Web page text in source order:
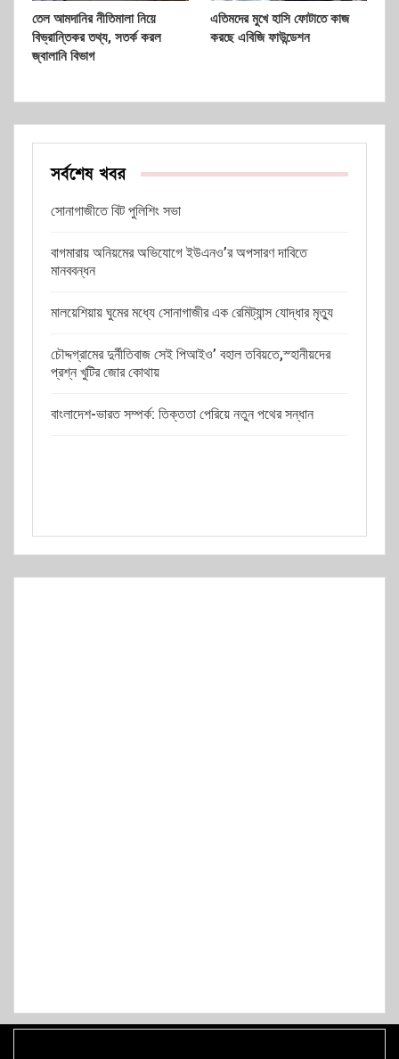
তেল আমদানির নীতিমালা নিয়ে
বিভ্রান্তিকর তথ্য, সতর্ক করল
জ্বালানি বিভাগ
এতিমদের মুখে হাসি ফোটাতে কাজ
করছে এবিজি ফাউন্ডেশন
সর্বশেষ খবর
সোনাগাজীতে বিট পুলিশিং সভা
বাগমারায় অনিয়মের অভিযোগে ইউএনও’র অপসারণ দাবিতে
মানববন্ধন
মালয়েশিয়ায় ঘুমের মধ্যে সোনাগাজীর এক রেমিট্যান্স যোদ্ধার মৃত্যু
চৌদ্দগ্রামের দুর্নীতিবাজ সেই পিআইও’ বহাল তবিয়তে,স্হানীয়দের
প্রশ্ন খুটির জোর কোথায়
বাংলাদেশ-ভারত সম্পর্ক: তিক্ততা পেরিয়ে নতুন পথের সন্ধান